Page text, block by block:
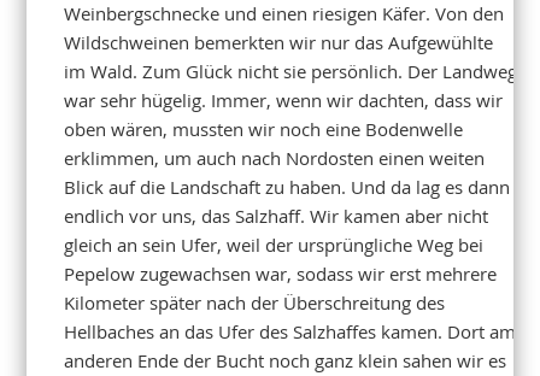
Weinbergschnecke und einen riesigen Käfer. Von den
Wildschweinen bemerkten wir nur das Aufgewühlte
im Wald. Zum Glück nicht sie persönlich. Der Landweg
war sehr hügelig. Immer, wenn wir dachten, dass wir
oben wären, mussten wir noch eine Bodenwelle
erklimmen, um auch nach Nordosten einen weiten
Blick auf die Landschaft zu haben. Und da lag es dann
endlich vor uns, das Salzhaff. Wir kamen aber nicht
gleich an sein Ufer, weil der ursprüngliche Weg bei
Pepelow zugewachsen war, sodass wir erst mehrere
Kilometer später nach der Überschreitung des
Hellbaches an das Ufer des Salzhaffes kamen. Dort am
anderen Ende der Bucht noch ganz klein sahen wir es